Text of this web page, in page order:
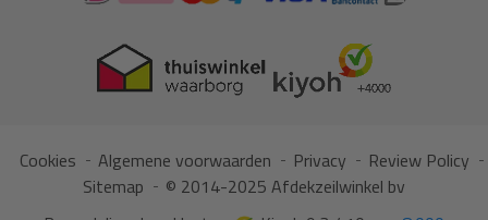
Cookies Algemene voorwaarden Privacy
Review Policy
Sitemap
© 2014-2025 Afdekzeilwinkel bv